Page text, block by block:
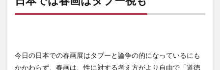
今日の日本での春画展はタブーと論争の的になっているにも
かかわらず、春画は、性に対する考え方がより自由で「道徳